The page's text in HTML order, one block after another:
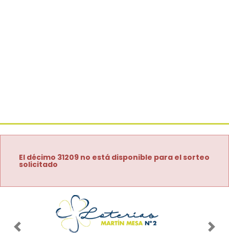
El décimo 31209 no está disponible para el sorteo
solicitado
Imagen anterior